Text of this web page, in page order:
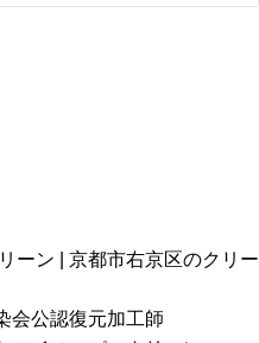
会公認復元加工師